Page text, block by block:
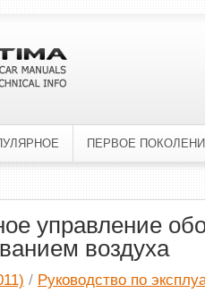
ПЕРВОЕ
управление
воздуха
/ Руководство по